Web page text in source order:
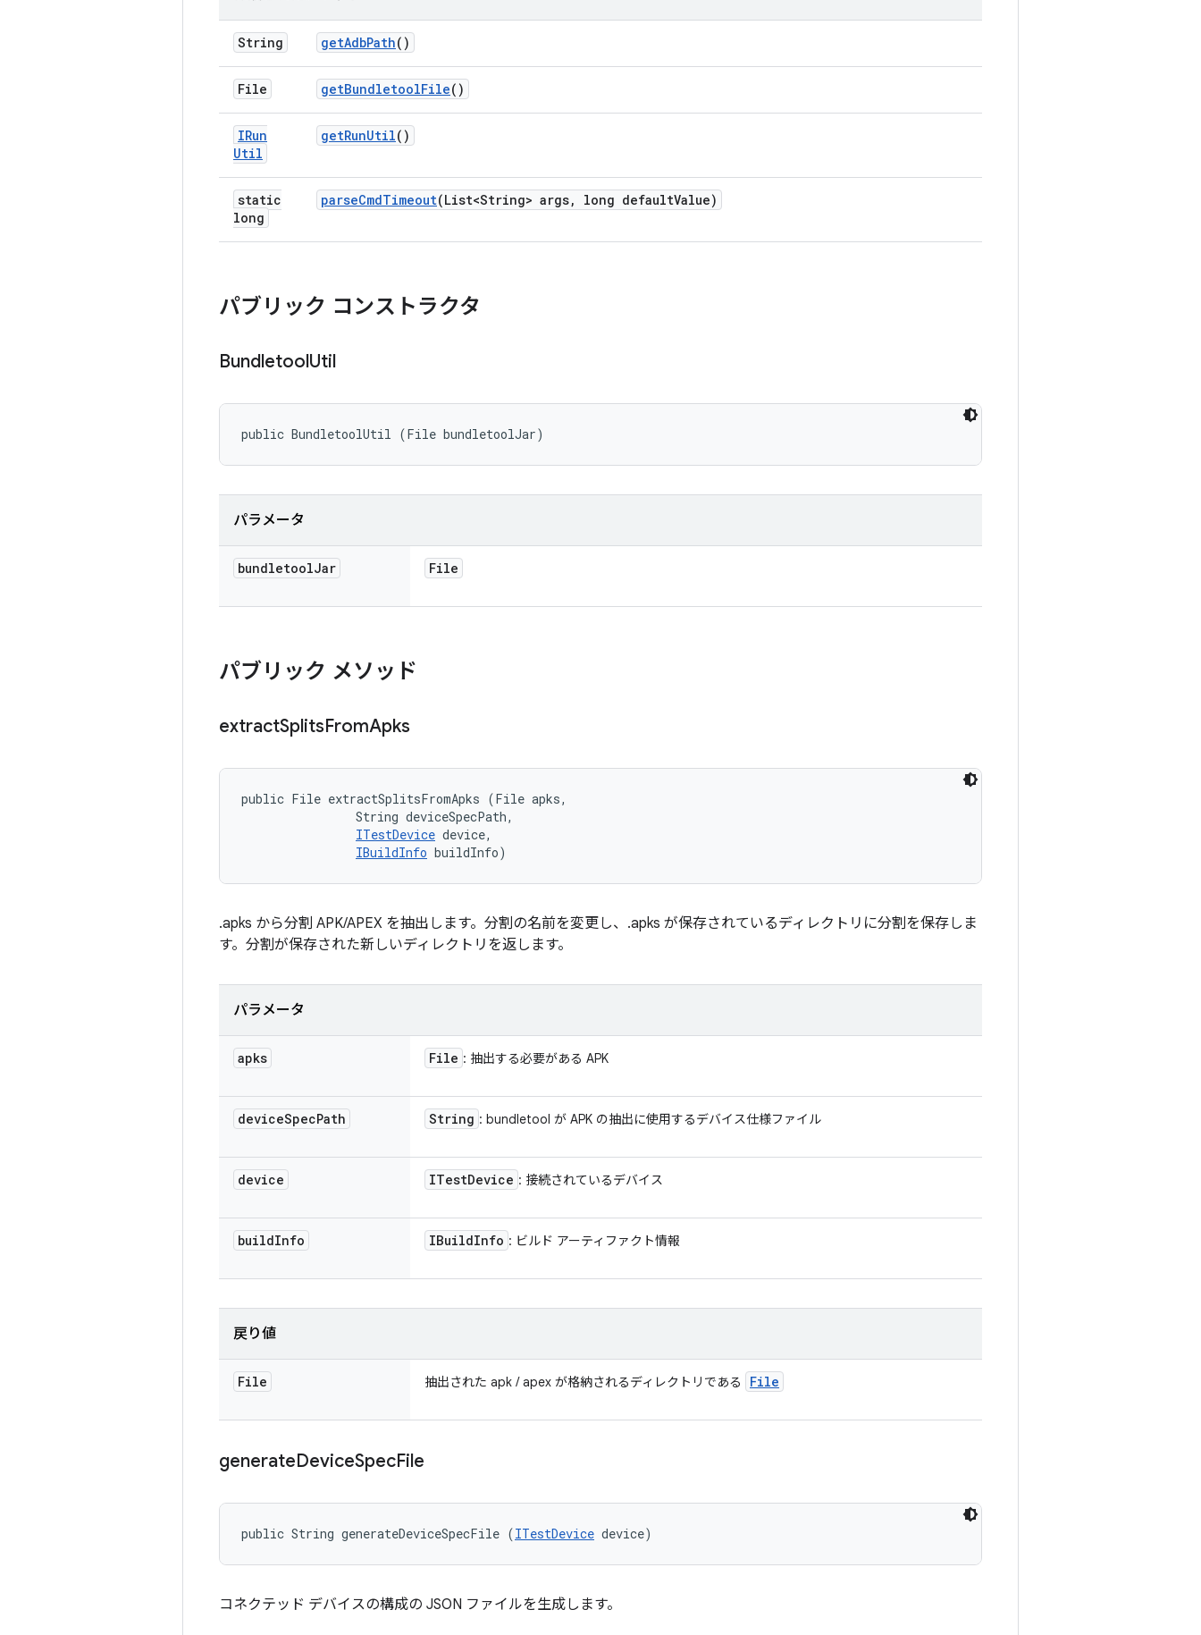
String getAdbPath()
File getBundletoolFile()
IRun
Util
getRunUtil()
static
long
parseCmdTimeout(List<String> args, long defaultValue)
パブリック コンストラクタ
BundletoolUtil
public BundletoolUtil (File bundletoolJar)
パラメータ
bundletoolJar File
パブリック メソッド
extractSplitsFromApks
public File extractSplitsFromApks (File apks,
                String deviceSpecPath,
ITestDevice device,
IBuildInfo buildInfo)
.apks から分割 APK/APEX を抽出します。分割の名前を変更し、.apks が保存されているディレクトリに分割を保存しま
す。分割が保存された新しいディレクトリを返します。
パラメータ
apks File : 抽出する必要がある APK
deviceSpecPath String : bundletool が APK の抽出に使用するデバイス仕様ファイル
device ITestDevice : 接続されているデバイス
buildInfo IBuildInfo : ビルド アーティファクト情報
戻り値
File 抽出された apk / apex が格納されるディレクトリである File
generateDeviceSpecFile
public String generateDeviceSpecFile (ITestDevice device)
コネクテッド デバイスの構成の JSON ファイルを生成します。